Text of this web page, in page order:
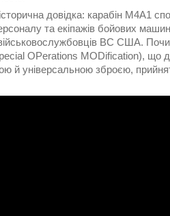
довідка: карабін М4А1
та екіпажів бойових
ВС США.
OPerations MODification), що
й універсальною зброєю,